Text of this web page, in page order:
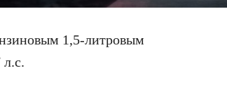
1,5-литровым
л.с.